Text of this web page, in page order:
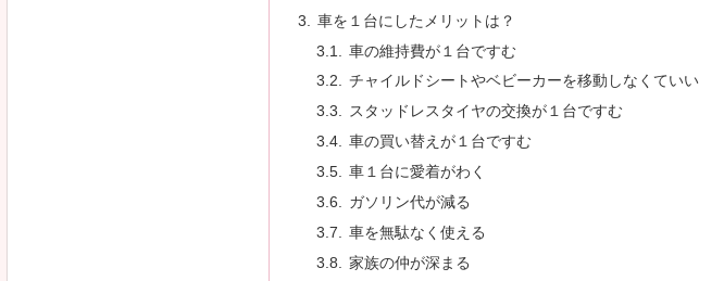
車を１台にしたメリットは？
車の維持費が１台ですむ
チャイルドシートやベビーカーを移動しなくていい
スタッドレスタイヤの交換が１台ですむ
車の買い替えが１台ですむ
車１台に愛着がわく
ガソリン代が減る
車を無駄なく使える
家族の仲が深まる